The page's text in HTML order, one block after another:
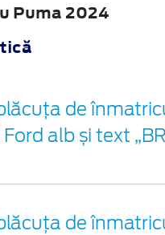
Puma 2024
de
alb și text
de